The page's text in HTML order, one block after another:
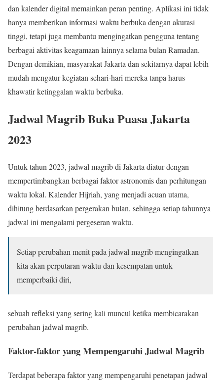
dan kalender digital memainkan peran penting. Aplikasi ini tidak
hanya memberikan informasi waktu berbuka dengan akurasi
tinggi, tetapi juga membantu mengingatkan pengguna tentang
berbagai aktivitas keagamaan lainnya selama bulan Ramadan.
Dengan demikian, masyarakat Jakarta dan sekitarnya dapat lebih
mudah mengatur kegiatan sehari-hari mereka tanpa harus
khawatir ketinggalan waktu berbuka.
Jadwal Magrib Buka Puasa Jakarta
2023
Untuk tahun 2023, jadwal magrib di Jakarta diatur dengan
mempertimbangkan berbagai faktor astronomis dan perhitungan
waktu lokal. Kalender Hijriah, yang menjadi acuan utama,
dihitung berdasarkan pergerakan bulan, sehingga setiap tahunnya
jadwal ini mengalami pergeseran waktu.
Setiap perubahan menit pada jadwal magrib mengingatkan
kita akan perputaran waktu dan kesempatan untuk
memperbaiki diri,
sebuah refleksi yang sering kali muncul ketika membicarakan
perubahan jadwal magrib.
Faktor-faktor yang Mempengaruhi Jadwal Magrib
Terdapat beberapa faktor yang mempengaruhi penetapan jadwal